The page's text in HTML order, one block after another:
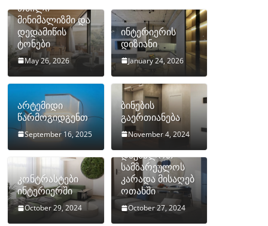
თბილი
მინიმალიზმი და
დედამიწის
ტონები
May 26, 2026
ინტერიერის
დიზიანი
January 24, 2026
არტემიდი
წარმოგიდგენთ
September 16, 2025
ბინების
გაერთიანება
November 4, 2024
კონტრასტები
ინტერიერში
October 29, 2024
როგორ
დავმალოთ
სამზარეულოს
კარადა მისაღებ
ოთახში
October 27, 2024